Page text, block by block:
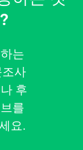
는
사
후
를
요.